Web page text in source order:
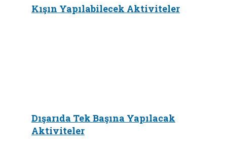
Kışın Yapılabilecek Aktiviteler
Dışarıda Tek Başına Yapılacak
Aktiviteler